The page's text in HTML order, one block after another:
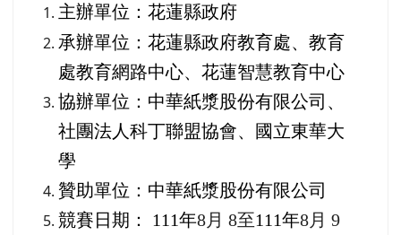
主辦單位：花蓮縣政府
承辦單位：花蓮縣政府教育處、教育
處教育網路中心、花蓮智慧教育中心
協辦單位：中華紙漿股份有限公司、
社團法人科丁聯盟協會、國立東華大
學
贊助單位：中華紙漿股份有限公司
競賽日期： 111年8月 8至111年8月 9